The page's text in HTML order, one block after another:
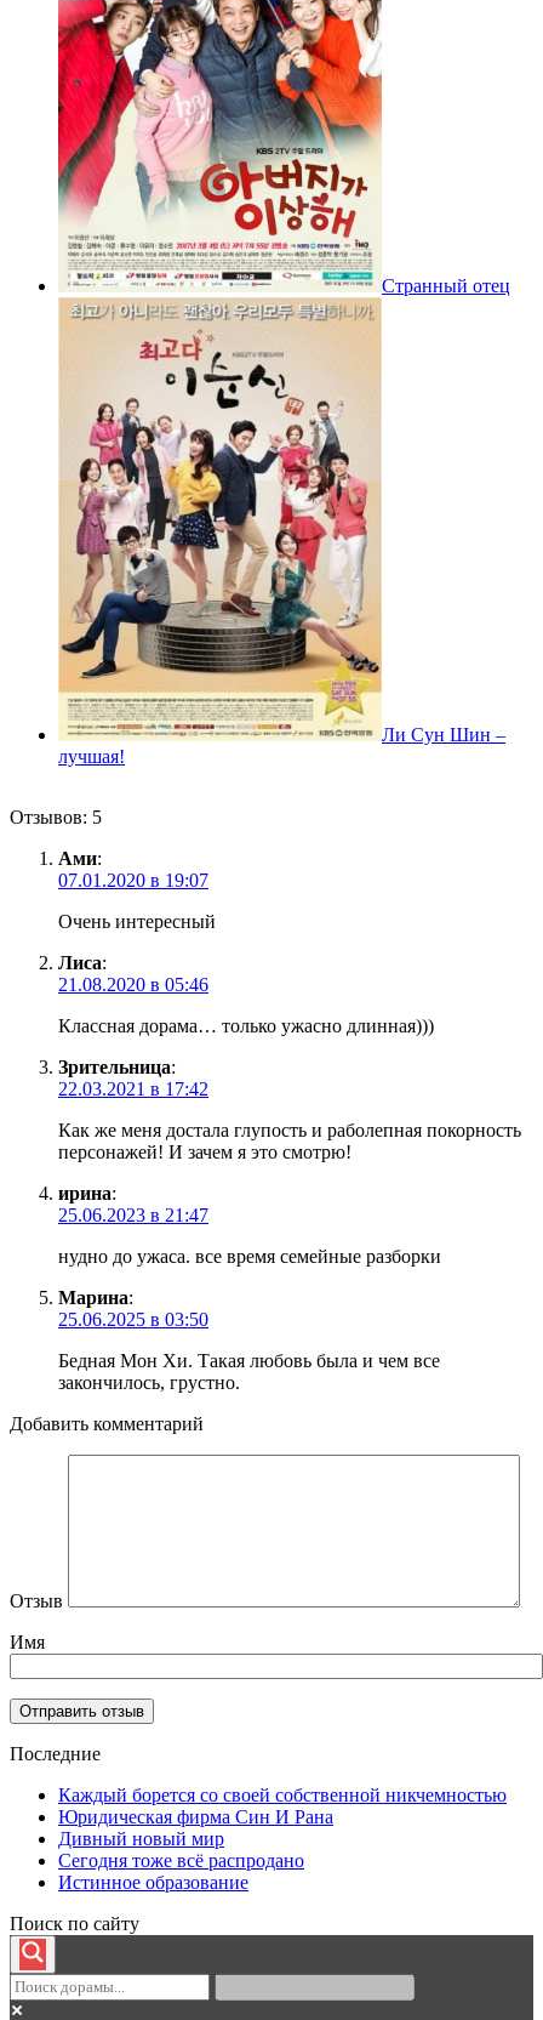
Странный отец
Ли Сун Шин –
лучшая!
Отзывов: 5
Ами:
07.01.2020 в 19:07
Очень интересный
Лиса:
21.08.2020 в 05:46
Классная дорама… только ужасно длинная)))
Зрительница:
22.03.2021 в 17:42
Как же меня достала глупость и раболепная покорность
персонажей! И зачем я это смотрю!
ирина:
25.06.2023 в 21:47
нудно до ужаса. все время семейные разборки
Марина:
25.06.2025 в 03:50
Бедная Мон Хи. Такая любовь была и чем все
закончилось, грустно.
Добавить комментарий
Отзыв
Имя
Последние
Каждый борется со своей собственной никчемностью
Юридическая фирма Син И Рана
Дивный новый мир
Сегодня тоже всё распродано
Истинное образование
Поиск по сайту